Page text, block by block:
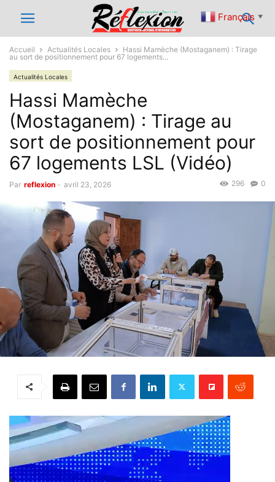
Accueil Actualités Locales
Hassi Mamèche (Mostaganem) : Tirage
au sort de positionnement pour 67 logements...
Actualités Locales
Hassi Mamèche
(Mostaganem) : Tirage au
sort de positionnement pour
67 logements LSL (Vidéo)
Par reflexion - avril 23, 2026 0
296
Lecteur
vidéo
Français ▼